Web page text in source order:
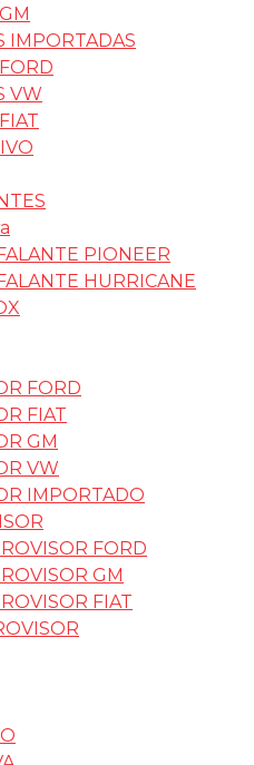
IMPORTADAS
VW
PIONEER
HURRICANE
FORD
FIAT
GM
VW
IMPORTADO
FORD
GM
FIAT